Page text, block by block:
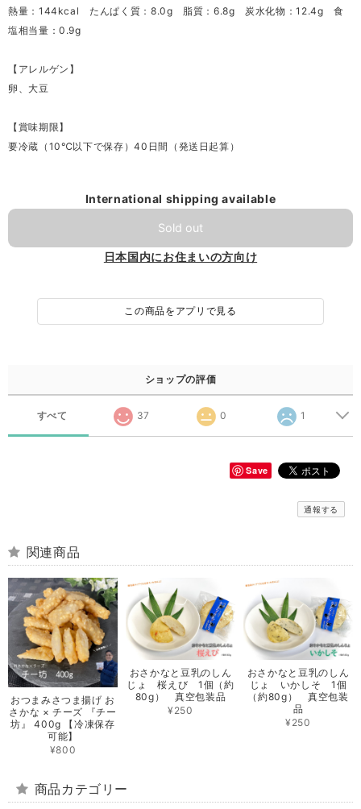
熱量：144kcal たんぱく質：8.0g 脂質：6.8g 炭水化物：12.4g 食
塩相当量：0.9g
【アレルゲン】
卵、大豆
【賞味期限】
要冷蔵（10℃以下で保存）40日間（発送日起算）
International shipping available
Sold out
日本国内にお住まいの方向け
この商品をアプリで見る
ショップの評価
すべて 37 0 1
Save
通報する
関連商品
おつまみさつま揚げ お
さかな × チーズ 『チー
坊』 400g 【冷凍保存
可能】
¥800
おさかなと豆乳のしん
じょ 桜えび 1個（約
80g） 真空包装品
¥250
おさかなと豆乳のしん
じょ いかしそ 1個
（約80g） 真空包装
品
¥250
商品カテゴリー